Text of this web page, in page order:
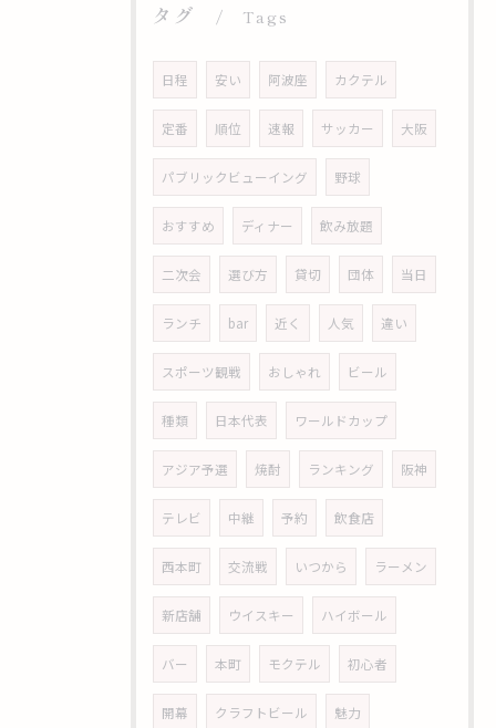
タグ Tags
日程 安い 阿波座 カクテル
定番 順位 速報 サッカー 大阪
パブリックビューイング 野球
おすすめ ディナー 飲み放題
二次会 選び方 貸切 団体 当日
ランチ bar 近く 人気 違い
スポーツ観戦 おしゃれ ビール
種類 日本代表 ワールドカップ
アジア予選 焼酎 ランキング 阪神
テレビ 中継 予約 飲食店
西本町 交流戦 いつから ラーメン
新店舗 ウイスキー ハイボール
バー 本町 モクテル 初心者
開幕 クラフトビール 魅力